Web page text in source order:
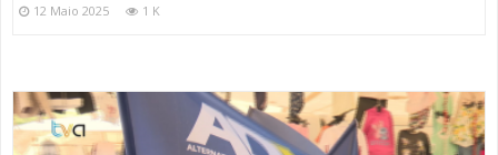
12 Maio 2025 1 K